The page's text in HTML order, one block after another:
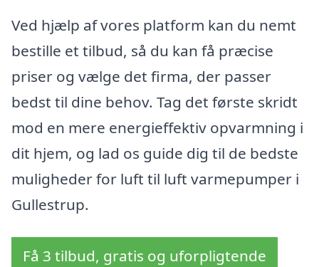
Ved hjælp af vores platform kan du nemt
bestille et tilbud, så du kan få præcise
priser og vælge det firma, der passer
bedst til dine behov. Tag det første skridt
mod en mere energieffektiv opvarmning i
dit hjem, og lad os guide dig til de bedste
muligheder for luft til luft varmepumper i
Gullestrup.
Få 3 tilbud, gratis og uforpligtende